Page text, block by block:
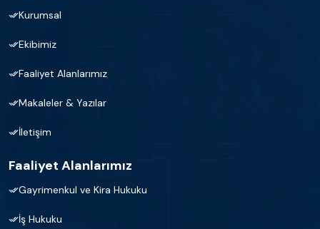
Kurumsal
Ekibimiz
Faaliyet Alanlarımız
Makaleler & Yazılar
İletişim
Faaliyet Alanlarımız
Gayrimenkul ve Kira Hukuku
İş Hukuku